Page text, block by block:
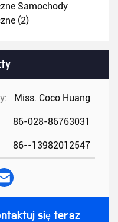
Samochody
(2)
Miss. Coco Huang
86-028-86763031
86--13982012547
się teraz